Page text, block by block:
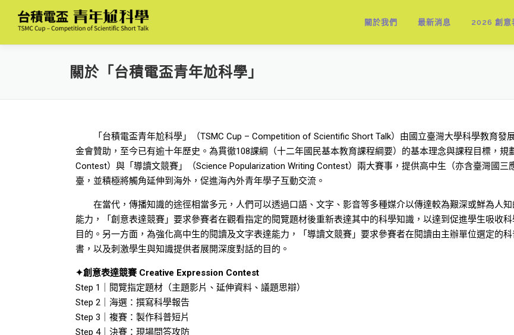
關於我們 最新消息 2026 創意
關於「台積電盃青年尬科學」
「台積電盃青年尬科學」（TSMC Cup – Competition of Scientific Short Talk）由國立臺灣大學科學教育發
金會贊助，至今已有逾十年歷史。為貫徹108課綱（十二年國民基本教育課程綱要）的基本理念與課程目標，規
Contest）與「導讀文競賽」（Science Popularization Writing Contest）兩大賽事，提供高中生（亦含臺灣國
臺，並積極將觸角延伸到海外，促進海內外青年學子互動交流。
在當代，傳播知識的途徑相當多元，人們可以透過口語、文字、影音等多種媒介以傳達較為艱深或鮮為人
能力，「創意表達競賽」要求參賽者在觀看指定的閱覽題材後重新表達其中的科學知識，以達到促進學生吸收
目的。另一方面，為強化高中生的閱讀及文字表達能力，「導讀文競賽」要求參賽者在閱讀由主辦單位選定的
書，以及刺激學生與知識提供者展開深度對話的目的。
✦創意表達競賽 Creative Expression Contest
Step 1｜閱覽指定題材（主題影片、延伸資料、議題思辯）
Step 2｜海選：撰寫科學報告
Step 3｜複賽：製作科普短片
Step 4｜決賽：現場問答攻防